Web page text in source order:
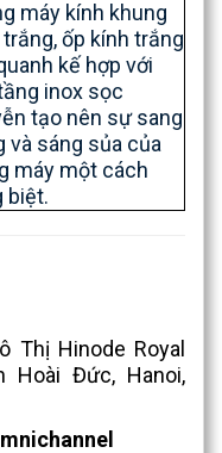
máy kính khung
ốp kính trắng
kế hợp với
inox sọc
tạo nên sự sang
và sáng sủa của
máy một cách
biệt.
Thị Hinode Royal
Hoài Đức, Hanoi,